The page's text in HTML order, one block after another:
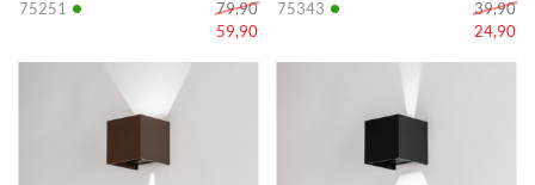
75251 •
79,90
59,90
75343 •
39,90
24,90
Info Info